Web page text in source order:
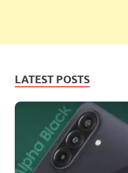
LATEST POSTS